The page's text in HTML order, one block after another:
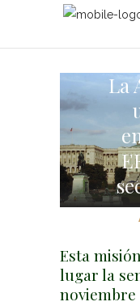
La
Esta
lugar la
noviembre